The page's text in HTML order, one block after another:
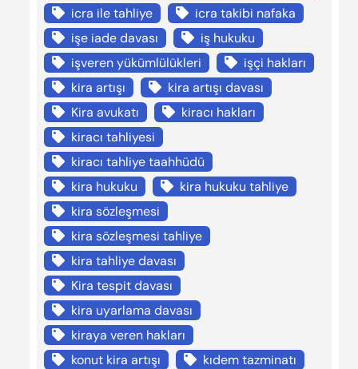
icra ile tahliye
icra takibi nafaka
işe iade davası
iş hukuku
işveren yükümlülükleri
işçi hakları
kira artışı
kira artışı davası
Kira avukatı
kiracı hakları
kiracı tahliyesi
kiracı tahliye taahhüdü
kira hukuku
kira hukuku tahliye
kira sözleşmesi
kira sözleşmesi tahliye
kira tahliye davası
Kira tespit davası
kira uyarlama davası
kiraya veren hakları
konut kira artışı
kıdem tazminatı